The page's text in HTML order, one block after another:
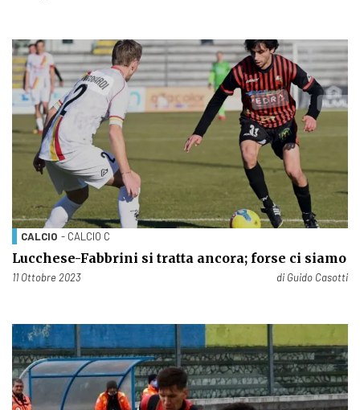
CALCIO - CALCIO C
Lucchese-Fabbrini si tratta ancora; forse ci siamo
Pubblicato il
11 Ottobre 2023 di Guido Casotti